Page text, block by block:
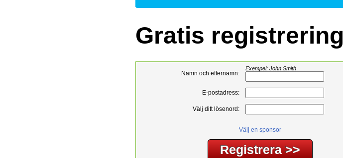
Gratis registrering
Namn och efternamn:
Exempel: John Smith
E-postadress:
Välj ditt lösenord:
Välj en sponsor